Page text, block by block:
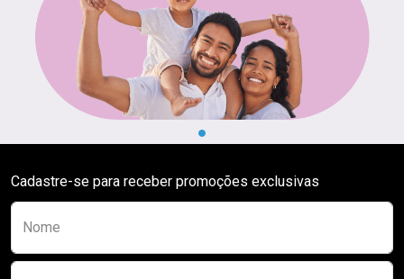
Cadastre-se para receber promoções exclusivas
Preencha o formulário abaixo para se
Nome